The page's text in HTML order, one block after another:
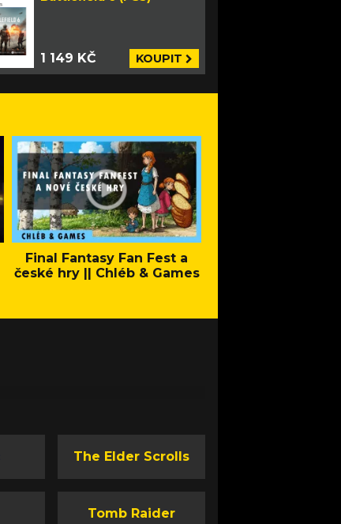
1 149 KČ KOUPIT
Final Fantasy Fan Fest a
české hry || Chléb & Games
The Elder Scrolls
Tomb Raider